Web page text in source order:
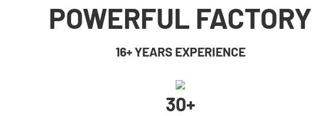
POWERFUL FACTORY
16+ YEARS EXPERIENCE
30+